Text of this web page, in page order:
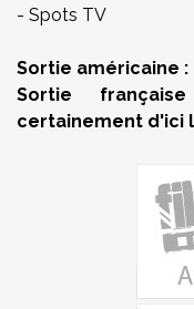
- Spots TV
Sortie américaine :
Sortie
certainement d'ici